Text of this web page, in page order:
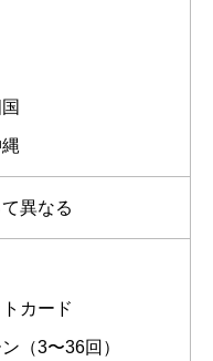
異なる
カード
（3〜36回）